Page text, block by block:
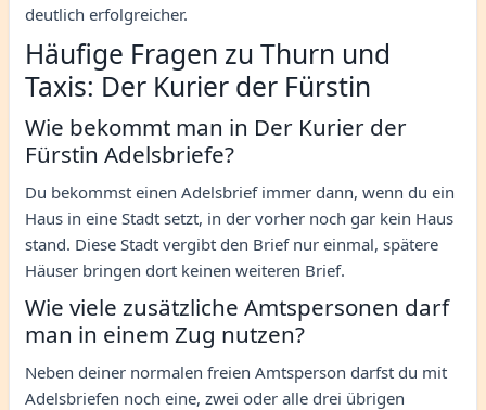
deutlich erfolgreicher.
Häufige Fragen zu Thurn und
Taxis: Der Kurier der Fürstin
Wie bekommt man in Der Kurier der
Fürstin Adelsbriefe?
Du bekommst einen Adelsbrief immer dann, wenn du ein
Haus in eine Stadt setzt, in der vorher noch gar kein Haus
stand. Diese Stadt vergibt den Brief nur einmal, spätere
Häuser bringen dort keinen weiteren Brief.
Wie viele zusätzliche Amtspersonen darf
man in einem Zug nutzen?
Neben deiner normalen freien Amtsperson darfst du mit
Adelsbriefen noch eine, zwei oder alle drei übrigen